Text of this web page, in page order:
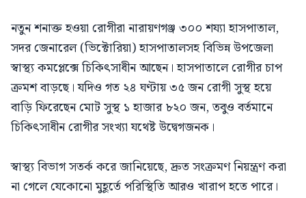
নতুন শনাক্ত হওয়া রোগীরা নারায়ণগঞ্জ ৩০০ শয্যা হাসপাতাল,
সদর জেনারেল (ভিক্টোরিয়া) হাসপাতালসহ বিভিন্ন উপজেলা
স্বাস্থ্য কমপ্লেক্সে চিকিৎসাধীন আছেন। হাসপাতালে রোগীর চাপ
ক্রমশ বাড়ছে। যদিও গত ২৪ ঘণ্টায় ৩৫ জন রোগী সুস্থ হয়ে
বাড়ি ফিরেছেন মোট সুস্থ ১ হাজার ৮২০ জন, তবুও বর্তমানে
চিকিৎসাধীন রোগীর সংখ্যা যথেষ্ট উদ্বেগজনক।
স্বাস্থ্য বিভাগ সতর্ক করে জানিয়েছে, দ্রুত সংক্রমণ নিয়ন্ত্রণ করা
না গেলে যেকোনো মুহূর্তে পরিস্থিতি আরও খারাপ হতে পারে।